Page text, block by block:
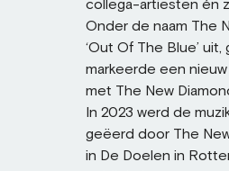
collega-artiesten én
Onder de naam The
‘Out Of The Blue’
markeerde een
met The New
In 2023 werd de
geëerd door The
in De Doelen in